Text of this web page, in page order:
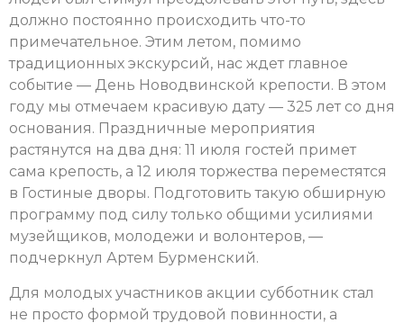
должно постоянно происходить что-то
примечательное. Этим летом, помимо
традиционных экскурсий, нас ждет главное
событие — День Новодвинской крепости. В этом
году мы отмечаем красивую дату — 325 лет со дня
основания. Праздничные мероприятия
растянутся на два дня: 11 июля гостей примет
сама крепость, а 12 июля торжества переместятся
в Гостиные дворы. Подготовить такую обширную
программу под силу только общими усилиями
музейщиков, молодежи и волонтеров, —
подчеркнул Артем Бурменский.
Для молодых участников акции субботник стал
не просто формой трудовой повинности, а